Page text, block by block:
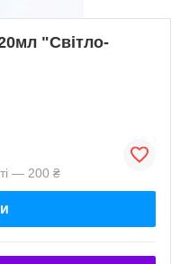
"Світло-
— 200 ₴